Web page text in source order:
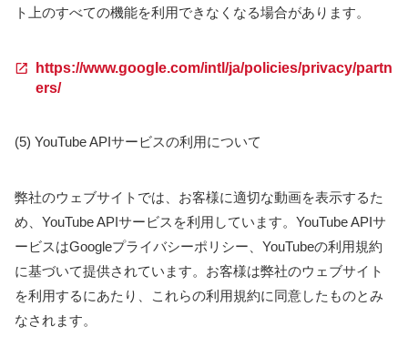
ト上のすべての機能を利用できなくなる場合があります。
https://www.google.com/intl/ja/policies/privacy/partn
ers/
(5) YouTube APIサービスの利用について
弊社のウェブサイトでは、お客様に適切な動画を表示するた
め、YouTube APIサービスを利用しています。YouTube APIサ
ービスはGoogleプライバシーポリシー、YouTubeの利用規約
に基づいて提供されています。お客様は弊社のウェブサイト
を利用するにあたり、これらの利用規約に同意したものとみ
なされます。